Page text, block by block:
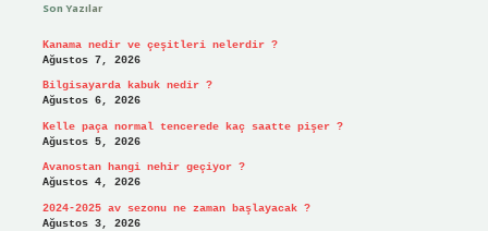
Son Yazılar
Kanama nedir ve çeşitleri nelerdir ?
Ağustos 7, 2026
Bilgisayarda kabuk nedir ?
Ağustos 6, 2026
Kelle paça normal tencerede kaç saatte pişer ?
Ağustos 5, 2026
Avanostan hangi nehir geçiyor ?
Ağustos 4, 2026
2024-2025 av sezonu ne zaman başlayacak ?
Ağustos 3, 2026